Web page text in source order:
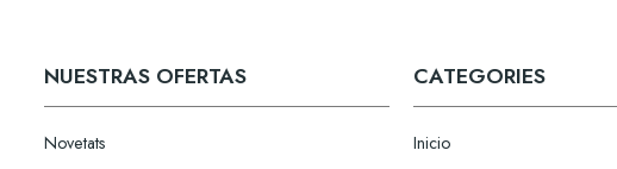
NUESTRAS OFERTAS
Novetats
CATEGORIES
Inicio